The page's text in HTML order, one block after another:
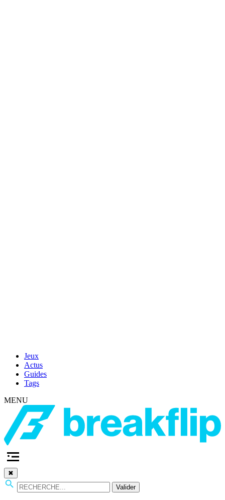
Jeux
Actus
Guides
Tags
MENU
✖
Valider